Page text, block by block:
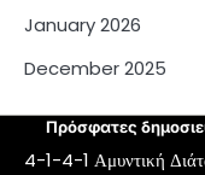
January 2026
December 2025
Πρόσφατες
4-1-4-1 Αμυντική